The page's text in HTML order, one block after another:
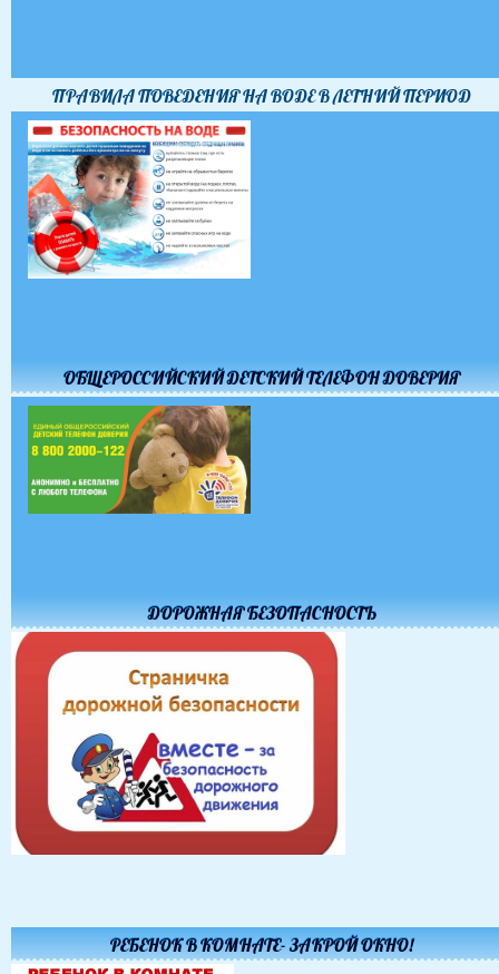
ПРАВИЛА ПОВЕДЕНИЯ НА ВОДЕ В ЛЕТНИЙ ПЕРИОД
ОБЩЕРОССИЙСКИЙ ДЕТСКИЙ ТЕЛЕФОН ДОВЕРИЯ
ДОРОЖНАЯ БЕЗОПАСНОСТЬ
РЕБЕНОК В КОМНАТЕ- ЗАКРОЙ ОКНО!